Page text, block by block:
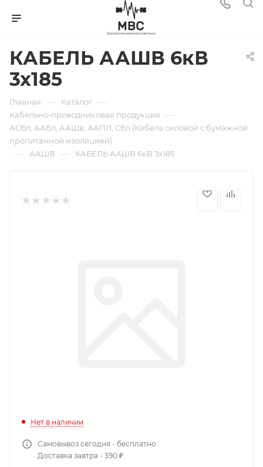
КАБЕЛЬ ААШВ 6кВ
3х185
Главная — Каталог —
Кабельно-проводниковая продукция —
АСБл, ААБл, ААШв, ААПЛ, СБл (Кабель силовой с бумажной
пропитанной изоляцией)
— ААШВ — КАБЕЛЬ ААШВ 6кВ 3х185
Нет в наличии
Самовывоз сегодня - бесплатно
Доставка завтра - 390 ₽